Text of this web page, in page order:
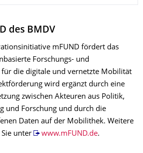
des BMDV
mFUND fördert das
Forschungs- und
die digitale und vernetzte Mobilität
wird ergänzt durch eine
zwischen Akteuren aus Politik,
und Forschung und durch die
Daten auf der Mobilithek. Weitere
unter
www.mFUND.de.